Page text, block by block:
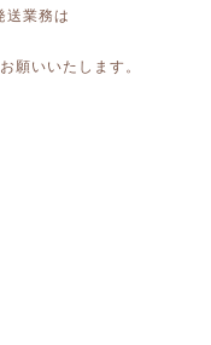
送業務は
願いいたします。